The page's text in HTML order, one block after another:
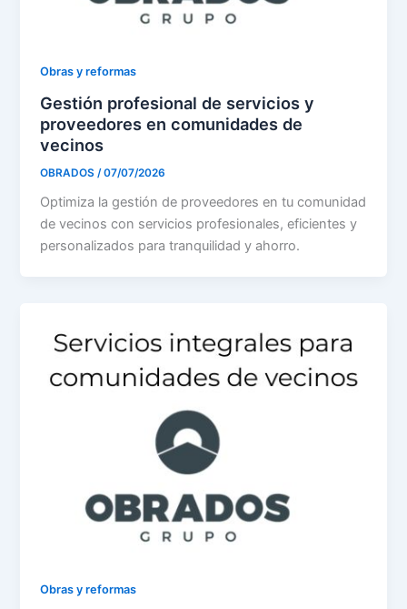
Obras y reformas
Gestión profesional de servicios y
proveedores en comunidades de
vecinos
OBRADOS /07/07/2026
Optimiza la gestión de proveedores en tu comunidad
de vecinos con servicios profesionales, eficientes y
personalizados para tranquilidad y ahorro.
Obras y reformas